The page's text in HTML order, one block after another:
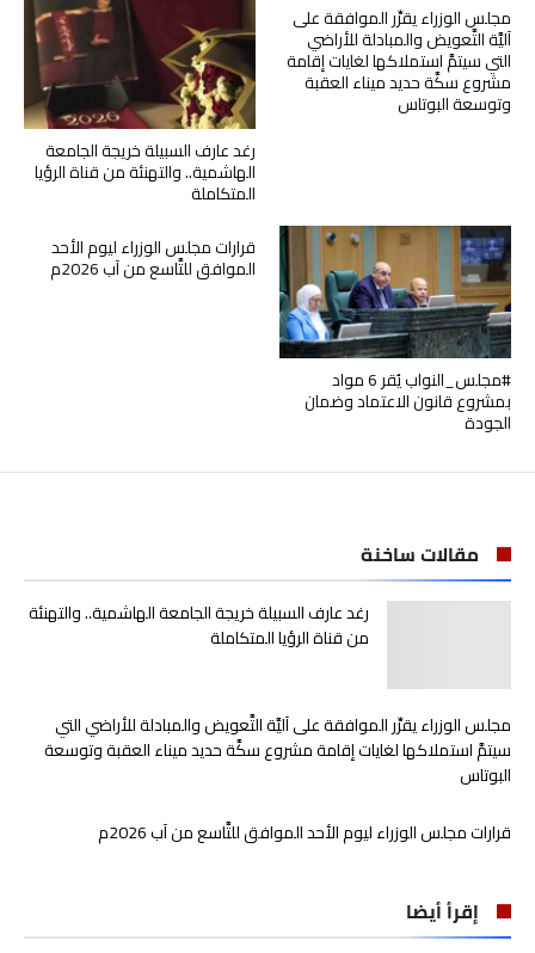
رغد عارف السبيلة خريجة الجامعة
الهاشمية.. والتهنئة من قناة الرؤيا
المتكاملة
مجلس الوزراء يقرِّر الموافقة على
آليَّة التَّعويض والمبادلة للأراضي
التي سيتمَّ استملاكها لغايات إقامة
مشروع سكَّة حديد ميناء العقبة
وتوسعة البوتاس
قرارات مجلس الوزراء ليوم الأحد
الموافق للتَّاسع من آب 2026م
#مجلس_النواب يُقر 6 مواد
بمشروع قانون الاعتماد وضمان
الجودة
مقالات ساخنة
رغد عارف السبيلة خريجة الجامعة الهاشمية.. والتهنئة
من قناة الرؤيا المتكاملة
مجلس الوزراء يقرِّر الموافقة على آليَّة التَّعويض والمبادلة للأراضي التي
سيتمَّ استملاكها لغايات إقامة مشروع سكَّة حديد ميناء العقبة وتوسعة
البوتاس
قرارات مجلس الوزراء ليوم الأحد الموافق للتَّاسع من آب 2026م
إقرأ أيضا